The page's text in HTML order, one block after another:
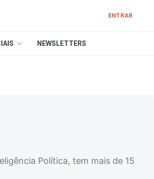
ENTRAR
NEWSLETTERS
Política, tem mais de 15